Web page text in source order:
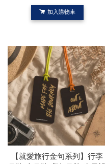
加入購物車
【就愛旅行金句系列】行李